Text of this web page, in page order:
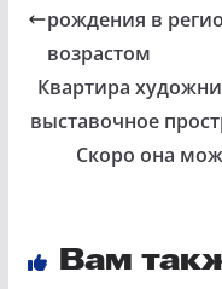
рождения в
возрастом
Квартира
выставочное
Скоро она
Вам